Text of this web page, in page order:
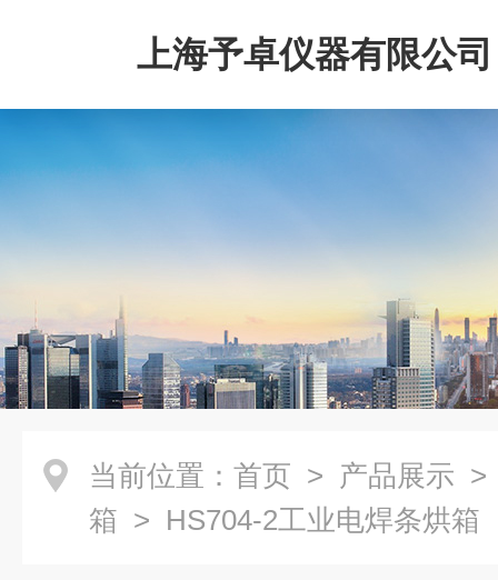
上海予卓仪器有限公司
当前位置： 首页 > 产品展示
箱 > HS704-2工业电焊条烘箱